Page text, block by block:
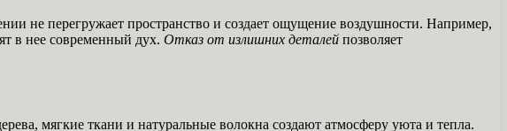
не перегружает пространство и создает ощущение воздушности. Например,
в нее современный дух. Отказ от излишних деталей позволяет
мягкие ткани и натуральные волокна создают атмосферу уюта и тепла.